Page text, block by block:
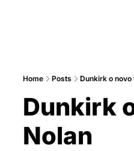
Home Posts Dunkirk o
Dunkirk
Nolan